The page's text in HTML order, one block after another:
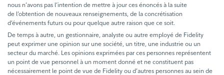
nous n’avons pas l’intention de mettre à jour ces énoncés à la suite
de l’obtention de nouveaux renseignements, de la concrétisation
d’événements futurs ou pour quelque autre raison que ce soit.
De temps à autre, un gestionnaire, analyste ou autre employé de Fidelity
peut exprimer une opinion sur une société, un titre, une industrie ou un
secteur du marché. Les opinions exprimées par ces personnes représentent
un point de vue personnel à un moment donné et ne constituent pas
nécessairement le point de vue de Fidelity ou d’autres personnes au sein de